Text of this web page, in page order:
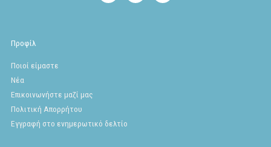
Προφίλ
Ποιοί είμαστε
Νέα
Επικοινωνήστε μαζί μας
Πολιτική Απορρήτου
Εγγραφή στο ενημερωτικό δελτίο